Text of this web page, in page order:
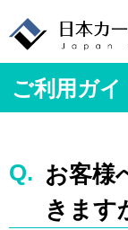
ご利用ガ
お客様
きます